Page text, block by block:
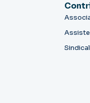
Sindical